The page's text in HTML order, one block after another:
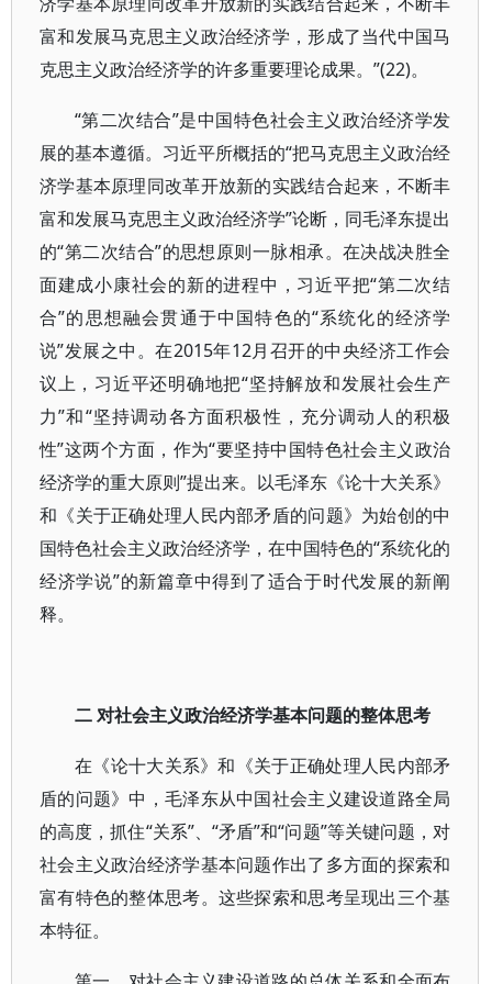
富和发展马克思主义政治经济学，形成了当代中国马
克思主义政治经济学的许多重要理论成果。”(22)。
“第二次结合”是中国特色社会主义政治经济学发
展的基本遵循。习近平所概括的“把马克思主义政治经
济学基本原理同改革开放新的实践结合起来，不断丰
富和发展马克思主义政治经济学”论断，同毛泽东提出
的“第二次结合”的思想原则一脉相承。在决战决胜全
面建成小康社会的新的进程中，习近平把“第二次结
合”的思想融会贯通于中国特色的“系统化的经济学
说”发展之中。在2015年12月召开的中央经济工作会
议上，习近平还明确地把“坚持解放和发展社会生产
力”和“坚持调动各方面积极性，充分调动人的积极
性”这两个方面，作为“要坚持中国特色社会主义政治
经济学的重大原则”提出来。以毛泽东《论十大关系》
和《关于正确处理人民内部矛盾的问题》为始创的中
国特色社会主义政治经济学，在中国特色的“系统化的
经济学说”的新篇章中得到了适合于时代发展的新阐
释。
二 对社会主义政治经济学基本问题的整体思考
在《论十大关系》和《关于正确处理人民内部矛
盾的问题》中，毛泽东从中国社会主义建设道路全局
的高度，抓住“关系”、“矛盾”和“问题”等关键问题，对
社会主义政治经济学基本问题作出了多方面的探索和
富有特色的整体思考。这些探索和思考呈现出三个基
本特征。